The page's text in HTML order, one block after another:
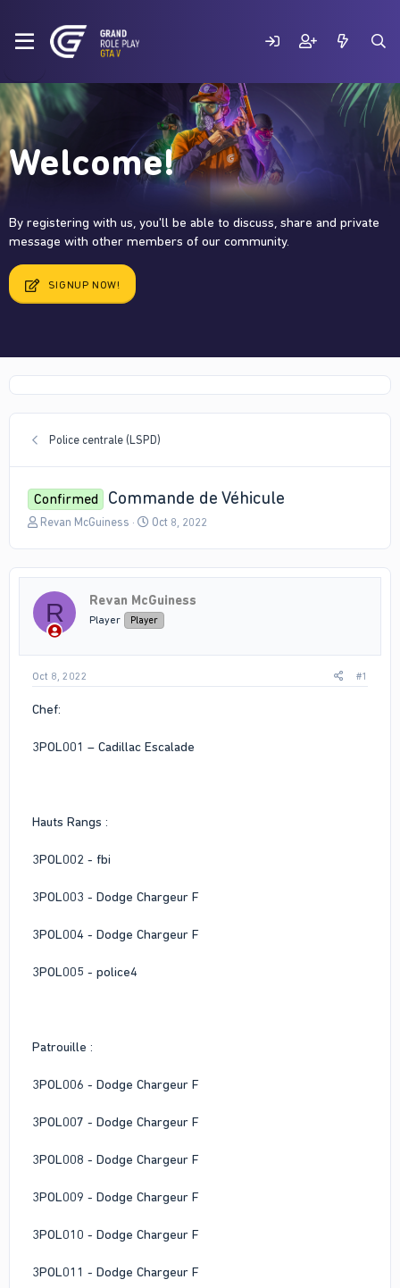
Welcome!
By registering with us, you'll be able to discuss, share and private
message with other members of our community.
SIGNUP NOW!
Police centrale (LSPD)
Confirmed Commande de Véhicule
T
e
d
t
t
r
Revan McGuiness
S
r
d
a
Oct 8, 2022
R Revan McGuiness
Player Player
Oct 8, 2022 #1
Chef:
3POL001 – Cadillac Escalade
Hauts Rangs :
3POL002 - fbi
3POL003 - Dodge Chargeur F
3POL004 - Dodge Chargeur F
3POL005 - police4
Patrouille :
3POL006 - Dodge Chargeur F
3POL007 - Dodge Chargeur F
3POL008 - Dodge Chargeur F
3POL009 - Dodge Chargeur F
3POL010 - Dodge Chargeur F
3POL011 - Dodge Chargeur F